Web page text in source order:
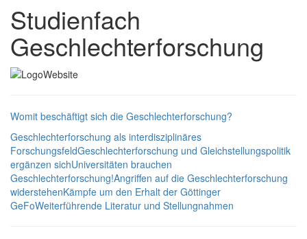
Studienfach
Geschlechterforschung
Womit beschäftigt sich die Geschlechterforschung?
Geschlechterforschung als interdisziplinäres
ForschungsfeldGeschlechterforschung und Gleichstellungspolitik
ergänzen sichUniversitäten brauchen
Geschlechterforschung!Angriffen auf die Geschlechterforschung
widerstehenKämpfe um den Erhalt der Göttinger
GeFoWeiterführende Literatur und Stellungnahmen